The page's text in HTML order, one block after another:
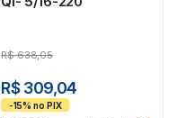
R$ 638,05
R$ 309,04